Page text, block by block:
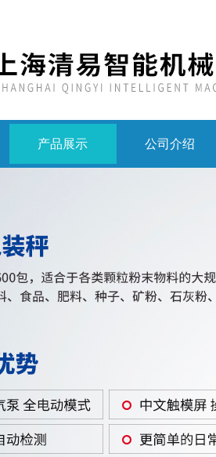
产品展示 公司介绍